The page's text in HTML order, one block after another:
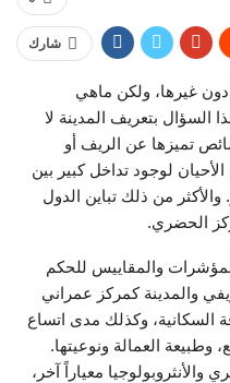
شارك
دون غيرها، ولكن ماهي
السؤال بتعريف المدينة لا
تميزها عن الريف أو
لوجود تداخل كبير بين
والأكثر من ذلك تباين الدول
الحضري.
والمقاييس للحكم
والمدينة كمركز عمراني
السكانية، وكذلك مدى اتساع
وطبيعة العمالة ونوعيتها.
معياراً آخر،